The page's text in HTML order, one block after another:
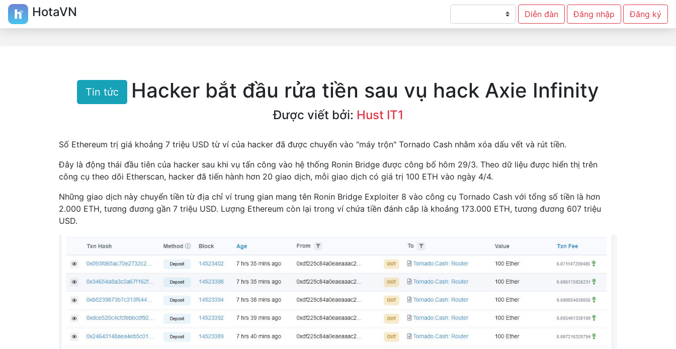
HotaVN Diễn đàn Đăng nhập Đăng ký
Tin tức Hacker bắt đầu rửa tiền sau vụ hack Axie Infinity
Được viết bởi: Hust IT1
Số Ethereum trị giá khoảng 7 triệu USD từ ví của hacker đã được chuyển vào "máy trộn" Tornado Cash nhằm xóa dấu vết và rút tiền.
Đây là động thái đầu tiên của hacker sau khi vụ tấn công vào hệ thống Ronin Bridge được công bố hôm 29/3. Theo dữ liệu được hiển thị trên
công cụ theo dõi Etherscan, hacker đã tiến hành hơn 20 giao dịch, mỗi giao dịch có giá trị 100 ETH vào ngày 4/4.
Những giao dịch này chuyển tiền từ địa chỉ ví trung gian mang tên Ronin Bridge Exploiter 8 vào công cụ Tornado Cash với tổng số tiền là hơn
2.000 ETH, tương đương gần 7 triệu USD. Lượng Ethereum còn lại trong ví chứa tiền đánh cắp là khoảng 173.000 ETH, tương đương 607 triệu
USD.